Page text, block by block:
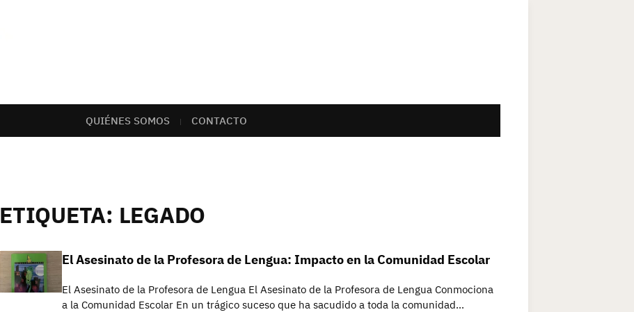
QUIÉNES SOMOS CONTACTO
ETIQUETA: LEGADO
El Asesinato de la Profesora de Lengua: Impacto en la Comunidad Escolar
El Asesinato de la Profesora de Lengua El Asesinato de la Profesora de Lengua Conmociona
a la Comunidad Escolar En un trágico suceso que ha sacudido a toda la comunidad…